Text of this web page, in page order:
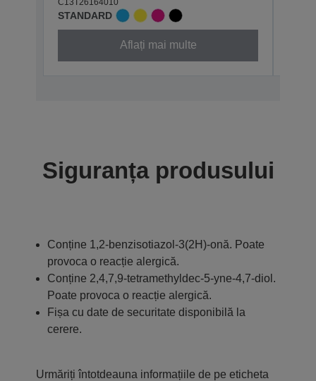
STANDARD
Aflați mai multe
Siguranța produsului
Conține 1,2-benzisotiazol-3(2H)-onă. Poate
provoca o reacție alergică.
Conține 2,4,7,9-tetramethyldec-5-yne-4,7-diol.
Poate provoca o reacție alergică.
Fișa cu date de securitate disponibilă la
cerere.
Urmăriți întotdeauna informațiile de pe eticheta